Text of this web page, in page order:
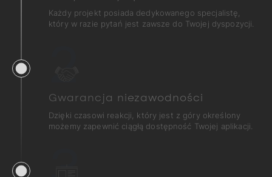
Każdy projekt posiada dedykowanego specjalistę,
który w razie pytań jest zawsze do Twojej dyspozycji.
Gwarancja niezawodności
Dzięki czasowi reakcji, który jest z góry określony
możemy zapewnić ciągłą dostępność Twojej aplikacji.